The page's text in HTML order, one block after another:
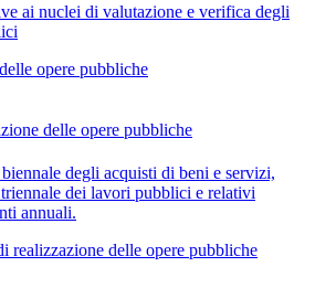
ai nuclei di valutazione e verifica degli
opere pubbliche
delle opere pubbliche
degli acquisti di beni e servizi,
dei lavori pubblici e relativi
annuali.
realizzazione delle opere pubbliche